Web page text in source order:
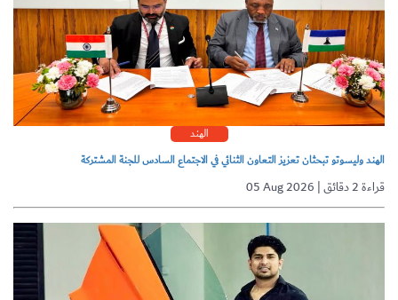
الهند
الهند وليسوتو تبحثان تعزيز التعاون الثنائي في الاجتماع السادس للجنة المشتركة
05 Aug 2026 | قراءة 2 دقائق